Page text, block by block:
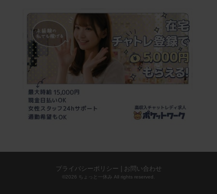
プライバシーポリシー | お問い合わせ
©2026 ちょっと一休み All rights reserved.